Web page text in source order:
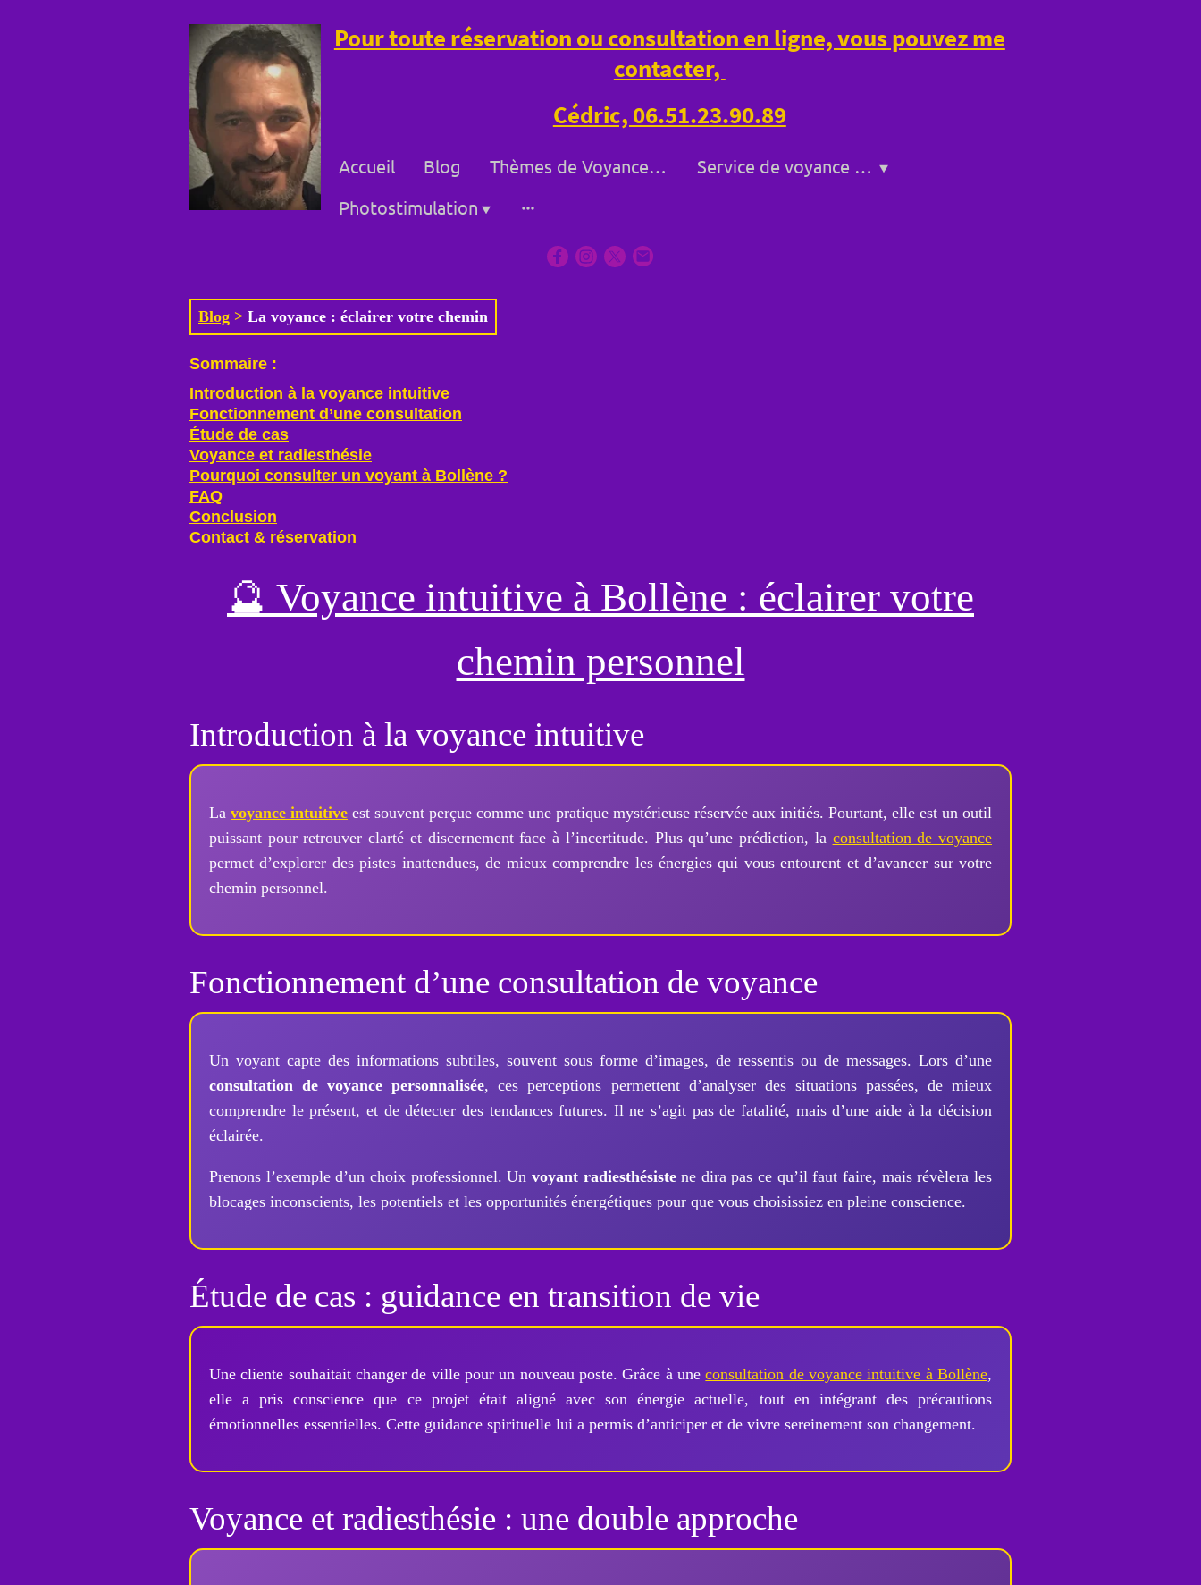
Pour toute réservation ou consultation en ligne, vous pouvez me
contacter,
Cédric, 06.51.23.90.89
Accueil Blog Thèmes de Voyance à Bollène et à Distance
Service de voyance a Bollène
Photostimulation
Blog > La voyance : éclairer votre chemin
Sommaire :
Introduction à la voyance intuitive
Fonctionnement d’une consultation
Étude de cas
Voyance et radiesthésie
Pourquoi consulter un voyant à Bollène ?
FAQ
Conclusion
Contact & réservation
🔮 Voyance intuitive à Bollène : éclairer votre
chemin personnel
Introduction à la voyance intuitive
La voyance intuitive est souvent perçue comme une pratique mystérieuse réservée aux initiés. Pourtant, elle est un outil
puissant pour retrouver clarté et discernement face à l’incertitude. Plus qu’une prédiction, la consultation de voyance
permet d’explorer des pistes inattendues, de mieux comprendre les énergies qui vous entourent et d’avancer sur votre
chemin personnel.
Fonctionnement d’une consultation de voyance
Un voyant capte des informations subtiles, souvent sous forme d’images, de ressentis ou de messages. Lors d’une
consultation de voyance personnalisée, ces perceptions permettent d’analyser des situations passées, de mieux
comprendre le présent, et de détecter des tendances futures. Il ne s’agit pas de fatalité, mais d’une aide à la décision
éclairée.
Prenons l’exemple d’un choix professionnel. Un voyant radiesthésistene dira pas ce qu’il faut faire, mais révèlera les
blocages inconscients, les potentiels et les opportunités énergétiques pour que vous choisissiez en pleine conscience.
Étude de cas : guidance en transition de vie
Une cliente souhaitait changer de ville pour un nouveau poste. Grâce à uneconsultation de voyance intuitive à Bollène,
elle a pris conscience que ce projet était aligné avec son énergie actuelle, tout en intégrant des précautions
émotionnelles essentielles. Cette guidance spirituelle lui a permis d’anticiper et de vivre sereinement son changement.
Voyance et radiesthésie : une double approche